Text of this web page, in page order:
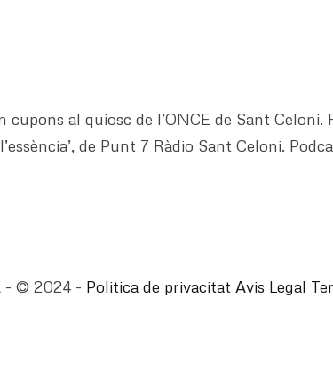
al quiosc de l’ONCE de Sant Celoni.
de Punt 7 Ràdio Sant Celoni.
- © 2024 - Politica de privacitat Avis Legal